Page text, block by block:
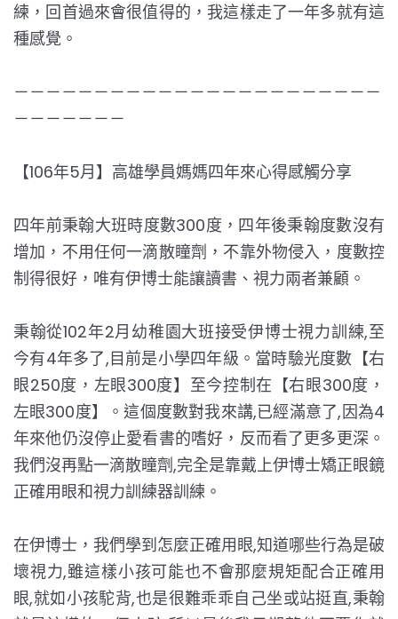
練，回首過來會很值得的，我這樣走了一年多就有這
種感覺。
－－－－－－－－－－－－－－－－－－－－－－－
－－－－－－－
【106年5月】高雄學員媽媽四年來心得感觸分享
四年前秉翰大班時度數300度，四年後秉翰度數沒有
增加，不用任何一滴散瞳劑，不靠外物侵入，度數控
制得很好，唯有伊博士能讓讀書、視力兩者兼顧。
秉翰從102年2月幼稚園大班接受伊博士視力訓練,至
今有4年多了,目前是小學四年級。當時驗光度數【右
眼250度，左眼300度】至今控制在【右眼300度，
左眼300度】。這個度數對我來講,已經滿意了,因為4
年來他仍沒停止愛看書的嗜好，反而看了更多更深。
我們沒再點一滴散瞳劑,完全是靠戴上伊博士矯正眼鏡
正確用眼和視力訓練器訓練。
在伊博士，我們學到怎麼正確用眼,知道哪些行為是破
壞視力,雖這樣小孩可能也不會那麼規矩配合正確用
眼,就如小孩駝背,也是很難乖乖自己坐或站挺直,秉翰